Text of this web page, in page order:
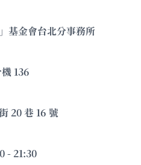
基金會台北分事務所
136
20 巷 16 號
- 21:30